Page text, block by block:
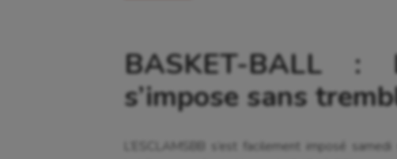
BASKET-BALL :
s’impose sans
L’ESCLAMSBB s’est facilement imposé